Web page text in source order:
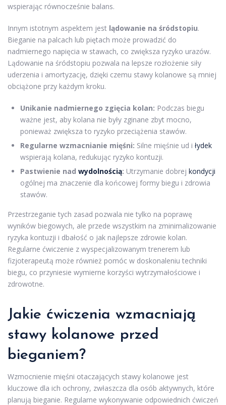
wspierając równocześnie balans.
Innym istotnym aspektem jest lądowanie na śródstopiu.
Bieganie na palcach lub piętach może prowadzić do
nadmiernego napięcia w stawach, co zwiększa ryzyko urazów.
Lądowanie na śródstopiu pozwala na lepsze rozłożenie siły
uderzenia i amortyzację, dzięki czemu stawy kolanowe są mniej
obciążone przy każdym kroku.
Unikanie nadmiernego zgięcia kolan: Podczas biegu
ważne jest, aby kolana nie były zginane zbyt mocno,
ponieważ zwiększa to ryzyko przeciążenia stawów.
Regularne wzmacnianie mięśni: Silne mięśnie ud i łydek
wspierają kolana, redukując ryzyko kontuzji.
Pastwienie nad wydolnością: Utrzymanie dobrej kondycji
ogólnej ma znaczenie dla końcowej formy biegu i zdrowia
stawów.
Przestrzeganie tych zasad pozwala nie tylko na poprawę
wyników biegowych, ale przede wszystkim na zminimalizowanie
ryzyka kontuzji i dbałość o jak najlepsze zdrowie kolan.
Regularne ćwiczenie z wyspecjalizowanym trenerem lub
fizjoterapeutą może również pomóc w doskonaleniu techniki
biegu, co przyniesie wymierne korzyści wytrzymałościowe i
zdrowotne.
Jakie ćwiczenia wzmacniają
stawy kolanowe przed
bieganiem?
Wzmocnienie mięśni otaczających stawy kolanowe jest
kluczowe dla ich ochrony, zwłaszcza dla osób aktywnych, które
planują bieganie. Regularne wykonywanie odpowiednich ćwiczeń